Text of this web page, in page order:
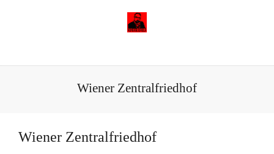
Wiener Zentralfriedhof
Wiener Zentralfriedhof